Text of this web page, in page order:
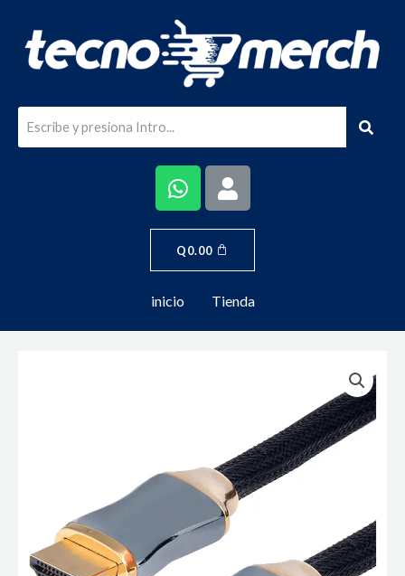
Q0.00
inicio Tienda